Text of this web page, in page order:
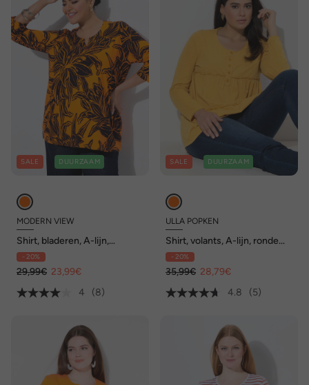
SALE DUURZAAM
MODERN VIEW
Shirt, bladeren, A-lijn,
tuniekhals, 3/4-mouw
- 20%
29,99€ 23,99€
4
(8)
SALE DUURZAAM
ULLA POPKEN
Shirt, volants, A-lijn, ronde
hals, lange mouwen
- 20%
35,99€ 28,79€
4.8
(5)